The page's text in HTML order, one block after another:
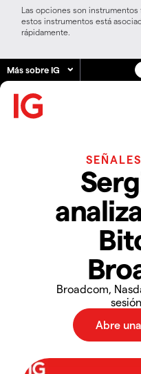
Las opciones son
estos instrumentos está
rápidamente.
Más sobre IG
Broadcom,